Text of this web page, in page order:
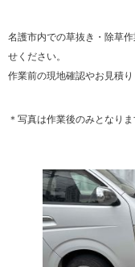
名護市内での草抜き・除草
せください。
作業前の現地確認やお見積り
＊写真は作業後のみとなりま